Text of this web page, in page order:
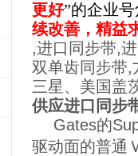
更好”的企业
续改善，精益
,进口同步带,
双单齿同步带
三星、美国盖
供应进口同步
Gates的
驱动面的普通